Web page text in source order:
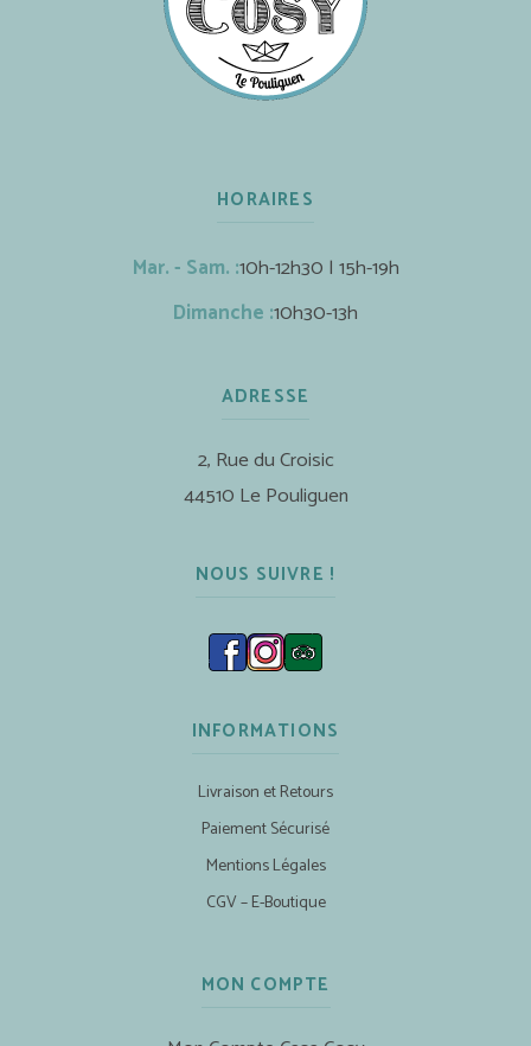
HORAIRES
Mar. - Sam. :10h-12h30 | 15h-19h
Dimanche :10h30-13h
ADRESSE
2, Rue du Croisic
44510 Le Pouliguen
NOUS SUIVRE !
INFORMATIONS
Livraison et Retours
Paiement Sécurisé
Mentions Légales
CGV – E-Boutique
MON COMPTE